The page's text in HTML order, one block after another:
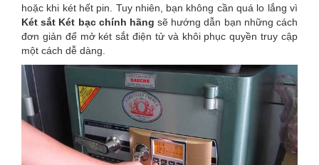
hoặc khi két hết pin. Tuy nhiên, bạn không cần quá lo lắng vì
Két sắt Két bạc chính hãng sẽ hướng dẫn bạn những cách
đơn giản để mở két sắt điện tử và khôi phục quyền truy cập
một cách dễ dàng.